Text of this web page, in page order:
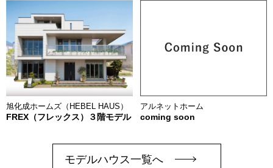
旭化成ホームズ（HEBEL HAUS）
FREX（フレックス）３階モデル
アルネットホーム
coming soon
モデルハウス一覧へ